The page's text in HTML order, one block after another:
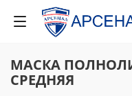
МАСКА
СРЕДНЯЯ